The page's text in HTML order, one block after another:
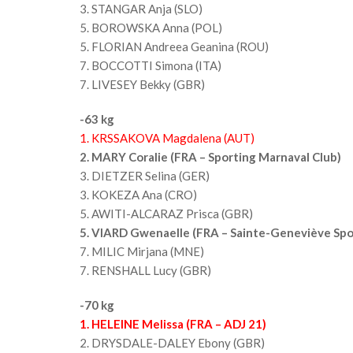
3. STANGAR Anja (SLO)
5. BOROWSKA Anna (POL)
5. FLORIAN Andreea Geanina (ROU)
7. BOCCOTTI Simona (ITA)
7. LIVESEY Bekky (GBR)
-63 kg
1. KRSSAKOVA Magdalena (AUT)
2. MARY Coralie (FRA – Sporting Marnaval Club)
3. DIETZER Selina (GER)
3. KOKEZA Ana (CRO)
5. AWITI-ALCARAZ Prisca (GBR)
5. VIARD Gwenaelle (FRA – Sainte-Geneviève
7. MILIC Mirjana (MNE)
7. RENSHALL Lucy (GBR)
-70 kg
1. HELEINE Melissa (FRA – ADJ 21)
2. DRYSDALE-DALEY Ebony (GBR)